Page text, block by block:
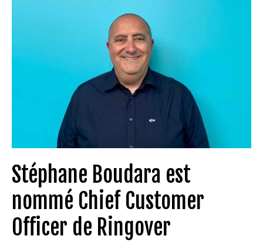
Stéphane Boudara est
nommé Chief Customer
Officer de Ringover